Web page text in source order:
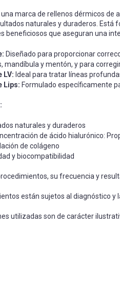
una marca de rellenos dérmicos
naturales y duraderos. Está
beneficiosos que aseguran una
Diseñado para proporcionar
mandíbula y mentón, y para
LV: Ideal para tratar líneas
Lips: Formulado específicamente
naturales y duraderos
de ácido hialurónico:
de colágeno
y biocompatibilidad
su frecuencia y
están sujetos al diagnóstico y
utilizadas son de carácter